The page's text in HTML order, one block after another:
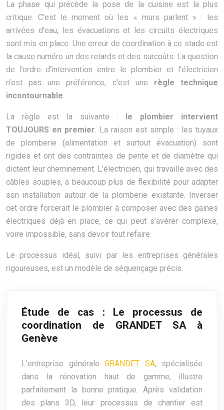
La phase qui précède la pose de la cuisine est la plus
critique. C’est le moment où les « murs parlent » : les
arrivées d’eau, les évacuations et les circuits électriques
sont mis en place. Une erreur de coordination à ce stade est
la cause numéro un des retards et des surcoûts. La question
de l’ordre d’intervention entre le plombier et l’électricien
n’est pas une préférence, c’est une règle technique
incontournable.
La règle est la suivante : le plombier intervient
TOUJOURS en premier. La raison est simple : les tuyaux
de plomberie (alimentation et surtout évacuation) sont
rigides et ont des contraintes de pente et de diamètre qui
dictent leur cheminement. L’électricien, qui travaille avec des
câbles souples, a beaucoup plus de flexibilité pour adapter
son installation autour de la plomberie existante. Inverser
cet ordre forcerait le plombier à composer avec des gaines
électriques déjà en place, ce qui peut s’avérer complexe,
voire impossible, sans devoir tout refaire.
Le processus idéal, suivi par les entreprises générales
rigoureuses, est un modèle de séquençage précis.
Étude de cas : Le processus de
coordination de GRANDET SA à
Genève
L’entreprise générale GRANDET SA, spécialisée
dans la rénovation haut de gamme, illustre
parfaitement la bonne pratique. Après validation
des plans 3D, leur processus de chantier est